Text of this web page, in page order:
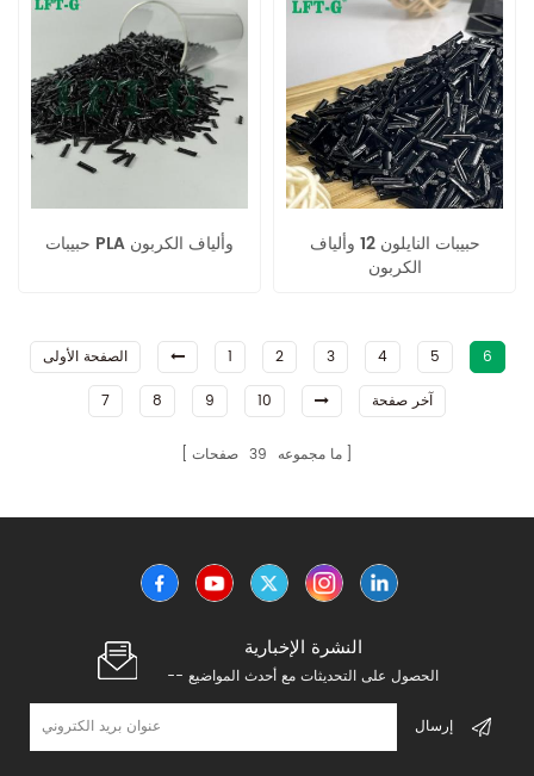
حبيبات PLA وألياف الكربون
حبيبات النايلون 12 وألياف
الكربون
الصفحة الأولى 1 2 3 4 5
6
7
8 9 10 آخر صفحة
ما مجموعه 39 صفحات
النشرة الإخبارية
-- الحصول على التحديثات مع أحدث المواضيع